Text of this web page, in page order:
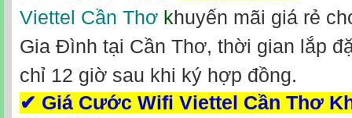
Viettel Cần Thơ khuyến mãi giá rẻ
Gia Đình tại Cần Thơ, thời gian lắp
chỉ 12 giờ sau khi ký hợp đồng.
✔ Giá Cước Wifi Viettel Cần Thơ